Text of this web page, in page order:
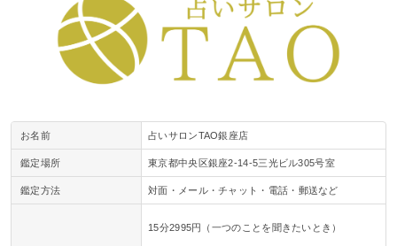
お名前 占いサロンTAO銀座店
鑑定場所 東京都中央区銀座2-14-5三光ビル305号室
鑑定方法 対面・メール・チャット・電話・郵送など
15分2995円（一つのことを聞きたいとき）